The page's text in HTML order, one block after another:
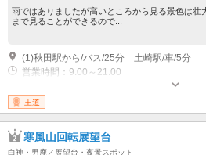
雨ではありましたが高いところから見る景色は壮
まで見ることができるので...
(1)秋田駅から/バス/25分 土崎駅/車/5分
営業時間：9:00～21:00
王道
寒風山回転展望台
白神・男鹿／展望台・夜景スポット